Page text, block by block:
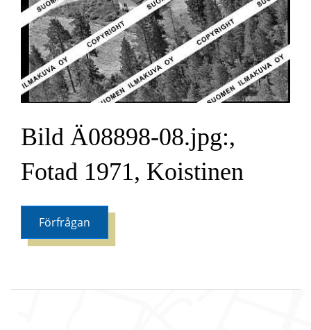
Bild Ä08898-08.jpg:,
Fotad 1971, Koistinen
Förfrågan